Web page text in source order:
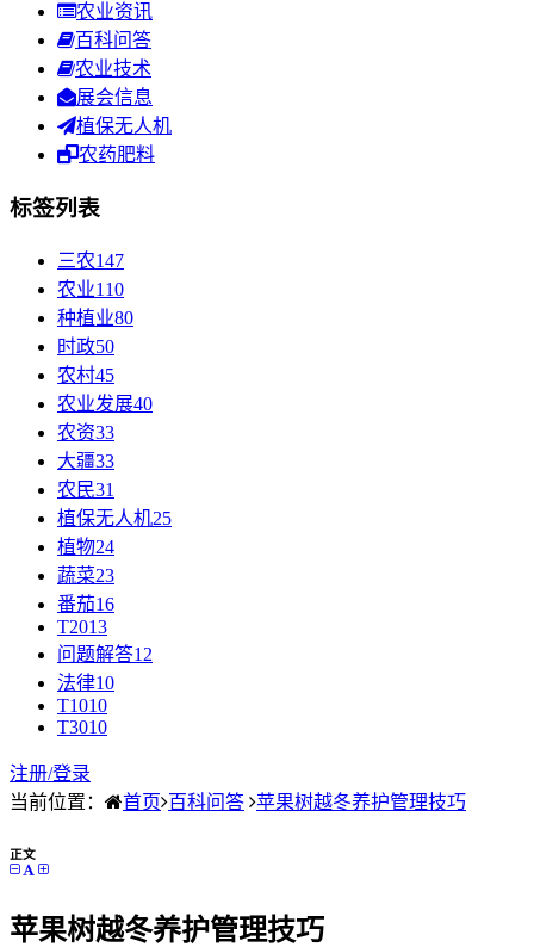
农业资讯
百科问答
农业技术
展会信息
植保无人机
农药肥料
标签列表
三农147
农业110
种植业80
时政50
农村45
农业发展40
农资33
大疆33
农民31
植保无人机25
植物24
蔬菜23
番茄16
T2013
问题解答12
法律10
T1010
T3010
注册/登录
当前位置：
首页 百科问答 苹果树越冬养护管理技巧
正文
苹果树越冬养护管理技巧